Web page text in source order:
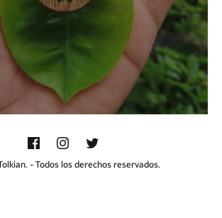
POR ABNER XOCOP CHACACH
- Todos los derechos reservados.